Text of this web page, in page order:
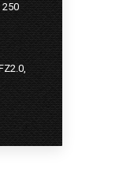
250